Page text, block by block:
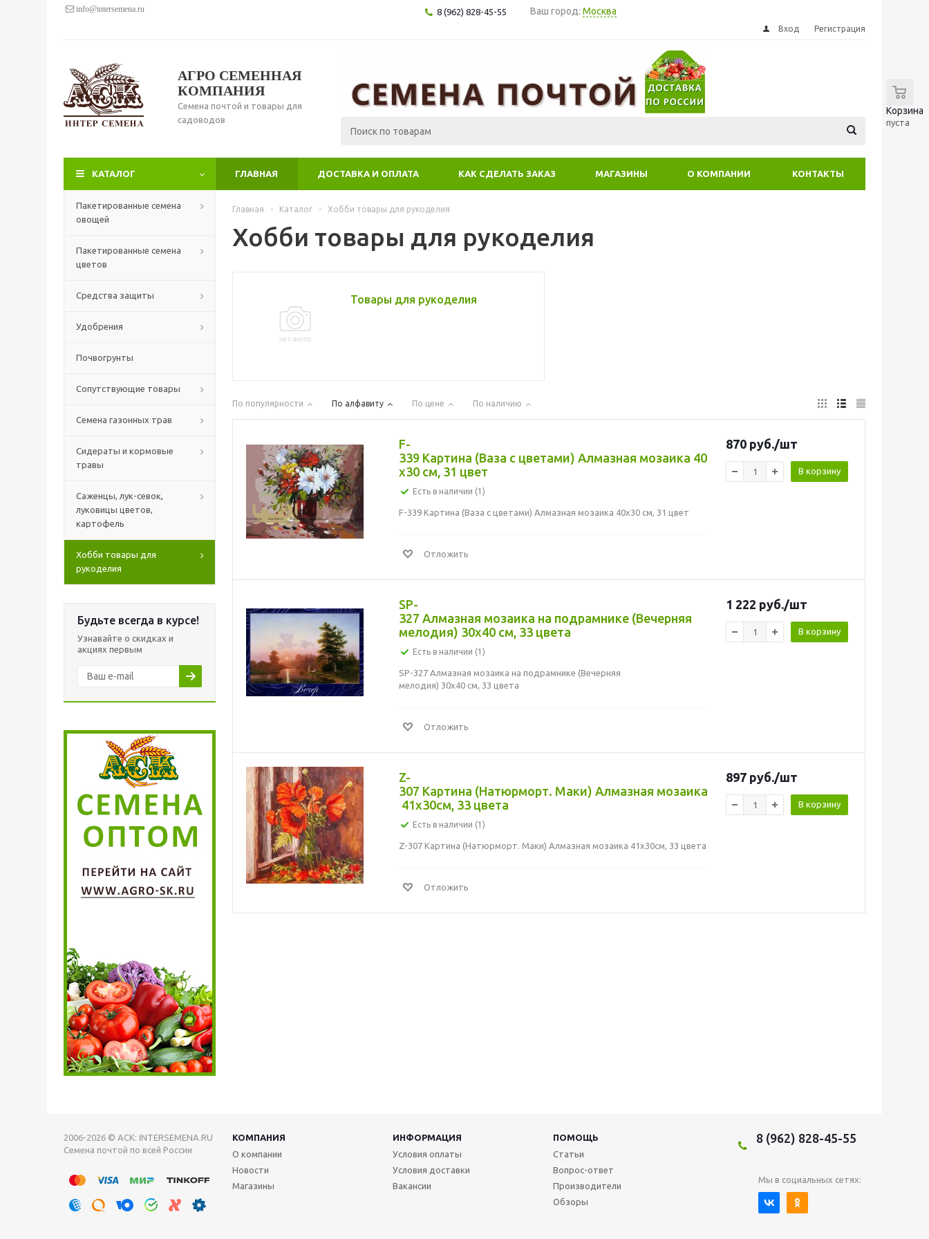
info@intersemena.ru 8 (962) 828-45-55 Ваш город: Москва
Вход Регистрация
АГРО СЕМЕННАЯ
КОМПАНИЯ
Семена почтой и товары для
садоводов
Корзина
пуста
КАТАЛОГ ГЛАВНАЯ ДОСТАВКА И ОПЛАТА КАК СДЕЛАТЬ ЗАКАЗ МАГАЗИНЫ О КОМПАНИИ КОНТАКТЫ
Пакетированные семена
овощей
Пакетированные семена
цветов
Средства защиты
Удобрения
Почвогрунты
Сопутствующие товары
Семена газонных трав
Сидераты и кормовые
травы
Саженцы, лук-севок,
луковицы цветов,
картофель
Хобби товары для
рукоделия
Будьте всегда в курсе!
Узнавайте о скидках и
акциях первым
Главная - Каталог - Хобби товары для рукоделия
Хобби товары для рукоделия
Товары для рукоделия
По популярности По алфавиту По цене По наличию
F-
339 Картина (Ваза с цветами) Алмазная мозаика 40
x30 см, 31 цвет
Есть в наличии (1)
F-339 Картина (Ваза с цветами) Алмазная мозаика 40x30 см, 31 цвет
Отложить
870 руб./шт
В корзину
SP-
327 Алмазная мозаика на подрамнике (Вечерняя
мелодия) 30x40 см, 33 цвета
Есть в наличии (1)
SP-327 Алмазная мозаика на подрамнике (Вечерняя
мелодия) 30x40 см, 33 цвета
Отложить
1 222 руб./шт
В корзину
Z-
307 Картина (Натюрморт. Маки) Алмазная мозаика
41x30см, 33 цвета
Есть в наличии (1)
Z-307 Картина (Натюрморт. Маки) Алмазная мозаика 41x30см, 33 цвета
Отложить
897 руб./шт
В корзину
2006-2026 © АСК: INTERSEMENA.RU
Семена почтой по всей России
КОМПАНИЯ ИНФОРМАЦИЯ
ПОМОЩЬ
О компании
Новости
Магазины
Условия оплаты
Условия доставки
Вакансии
Статьи
Вопрос-ответ
Производители
Обзоры
8 (962) 828-45-55
Мы в социальных сетях: